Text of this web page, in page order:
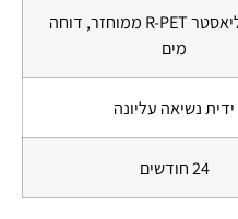
100% פוליאסטר R-PET ממוחזר, דוחה
מים
ידית נשיאה עליונה
24 חודשים